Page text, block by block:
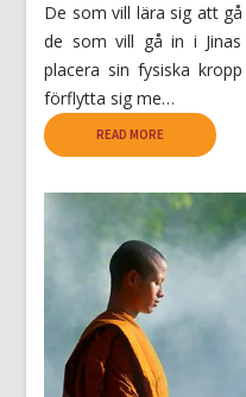
De som vill lära sig att
de som vill gå in i
placera sin fysiska
förflytta sig me…
READ MORE